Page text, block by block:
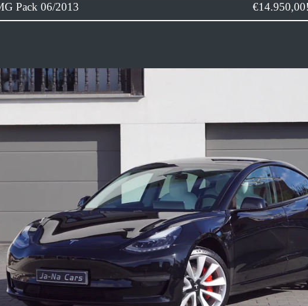
coupé AMG Pack 06/2013